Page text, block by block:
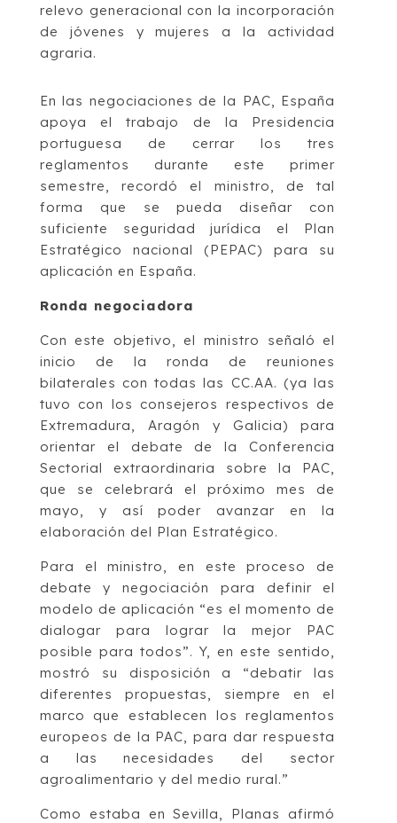
relevo generacional con la incorporación
de jóvenes y mujeres a la actividad
agraria.
En las negociaciones de la PAC, España
apoya el trabajo de la Presidencia
portuguesa de cerrar los tres
reglamentos durante este primer
semestre, recordó el ministro, de tal
forma que se pueda diseñar con
suficiente seguridad jurídica el Plan
Estratégico nacional (PEPAC) para su
aplicación en España.
Ronda negociadora
Con este objetivo, el ministro señaló el
inicio de la ronda de reuniones
bilaterales con todas las CC.AA. (ya las
tuvo con los consejeros respectivos de
Extremadura, Aragón y Galicia) para
orientar el debate de la Conferencia
Sectorial extraordinaria sobre la PAC,
que se celebrará el próximo mes de
mayo, y así poder avanzar en la
elaboración del Plan Estratégico.
Para el ministro, en este proceso de
debate y negociación para definir el
modelo de aplicación “es el momento de
dialogar para lograr la mejor PAC
posible para todos”. Y, en este sentido,
mostró su disposición a “debatir las
diferentes propuestas, siempre en el
marco que establecen los reglamentos
europeos de la PAC, para dar respuesta
a las necesidades del sector
agroalimentario y del medio rural.”
Como estaba en Sevilla, Planas afirmó